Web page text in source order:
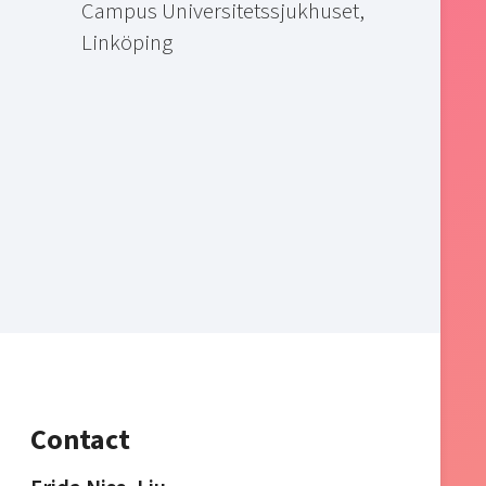
Campus Universitetssjukhuset,
Linköping
Contact